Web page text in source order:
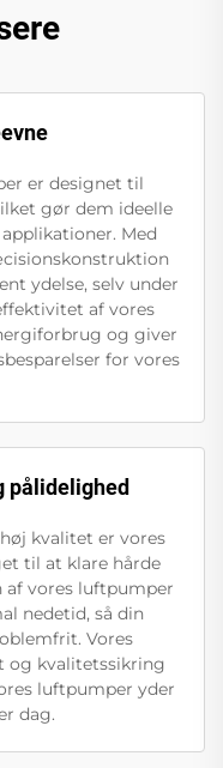
er designet til
gør dem ideelle
Med
ydelse, selv under
af vores
og giver
for vores
pålidelighed
kvalitet er vores
til at klare hårde
af vores luftpumper
nedetid, så din
Vores
og kvalitetssikring
luftpumper yder
dag.